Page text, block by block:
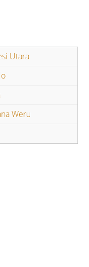
Utara
Weru